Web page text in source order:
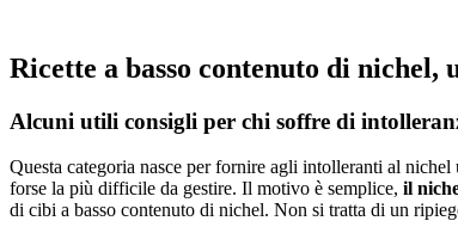
Ricette a basso contenuto di nichel,
Alcuni utili consigli per chi soffre di
Questa categoria nasce per fornire agli intolleranti al
forse la più difficile da gestire. Il motivo è semplice, il
di cibi a basso contenuto di nichel. Non si tratta di un